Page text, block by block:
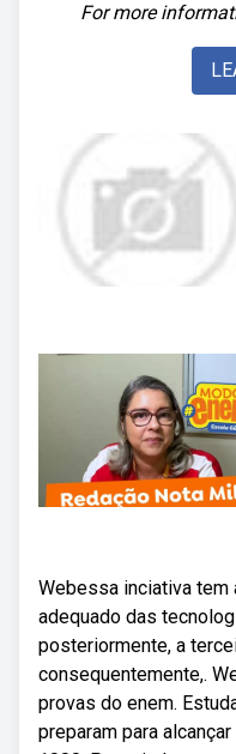
For more
Webessa inciativa tem
adequado das
posteriormente, a
consequentemente,.
provas do enem.
preparam para